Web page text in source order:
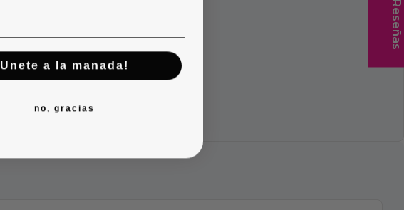
★ Reseñas
Unete a la manada!
no, gracias